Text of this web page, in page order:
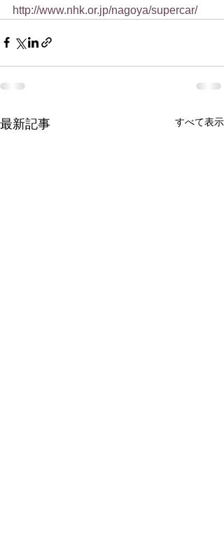
http://www.nhk.or.jp/nagoya/supercar/
最新記事 すべて表示